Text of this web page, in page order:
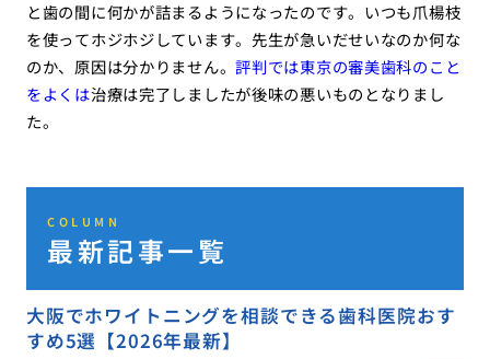
と歯の間に何かが詰まるようになったのです。いつも爪楊枝
を使ってホジホジしています。先生が急いだせいなのか何な
のか、原因は分かりません。評判では東京の審美歯科のこと
をよくは治療は完了しましたが後味の悪いものとなりまし
た。
COLUMN
最新記事一覧
大阪でホワイトニングを相談できる歯科医院おす
すめ5選【2026年最新】